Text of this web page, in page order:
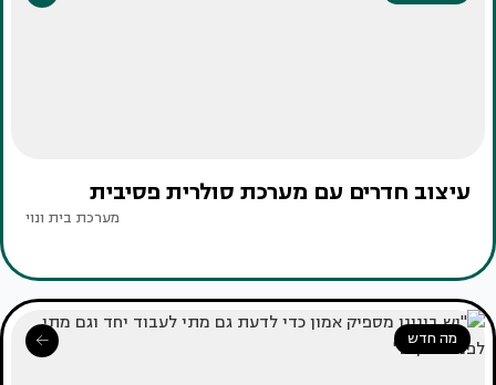
עיצוב חדרים עם מערכת סולרית פסיבית
מערכת בית ונוי
מה חדש